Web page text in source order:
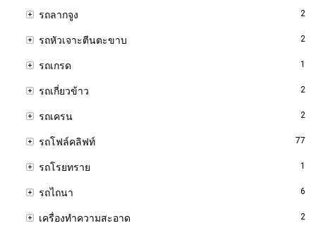
รถลากจูง 2
รถหัวเจาะตีนตะขาบ 2
รถเกรด 1
รถเกี่ยวข้าว 2
รถเครน 2
รถโฟล์คลิฟท์ 77
รถโรยทราย 1
รถไถนา 6
เครื่องทำความสะอาด 2